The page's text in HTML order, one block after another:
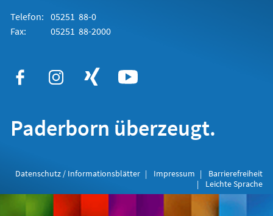
Telefon: 05251 88-0
Fax:
05251 88-2000
Paderborn überzeugt.
Datenschutz / Informationsblätter Impressum
Barrierefreiheit
Leichte Sprache